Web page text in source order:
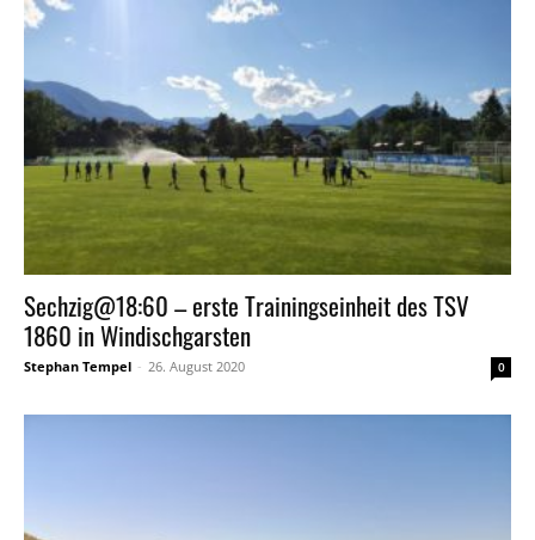
Sechzig@18:60 – erste Trainingseinheit des TSV
1860 in Windischgarsten
Stephan Tempel - 26. August 2020 0